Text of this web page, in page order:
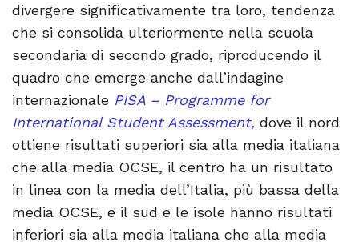
divergere significativamente tra loro, tendenza
che si consolida ulteriormente nella scuola
secondaria di secondo grado, riproducendo il
quadro che emerge anche dall’indagine
internazionale PISA – Programme for
International Student Assessment, dove il nord
ottiene risultati superiori sia alla media italiana
che alla media OCSE, il centro ha un risultato
in linea con la media dell’Italia, più bassa della
media OCSE, e il sud e le isole hanno risultati
inferiori sia alla media italiana che alla media